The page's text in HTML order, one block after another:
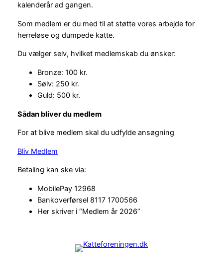
kalenderår ad gangen.
Som medlem er du med til at støtte vores arbejde for
herreløse og dumpede katte.
Du vælger selv, hvilket medlemskab du ønsker:
Bronze: 100 kr.
Sølv: 250 kr.
Guld: 500 kr.
Sådan bliver du medlem
For at blive medlem skal du udfylde ansøgning
Bliv Medlem
Betaling kan ske via:
MobilePay 12968
Bankoverførsel 8117 1700566
Her skriver i “Medlem år 2026”